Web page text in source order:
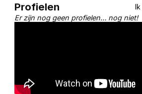
Profielen
Er zijn nog geen profielen… nog niet!